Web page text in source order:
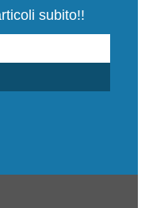
subito!!